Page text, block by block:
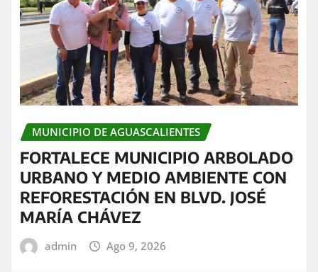
MUNICIPIO DE AGUASCALIENTES
FORTALECE MUNICIPIO ARBOLADO
URBANO Y MEDIO AMBIENTE CON
REFORESTACIÓN EN BLVD. JOSÉ
MARÍA CHÁVEZ
admin Ago 9, 2026